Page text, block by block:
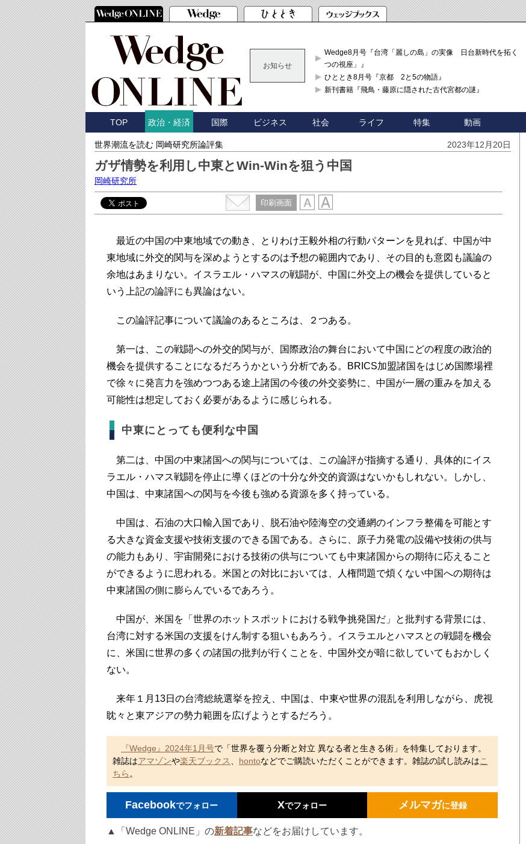
お知らせ
Wedge8月号『台湾「麗しの島」の実像 日台新時代を拓く「3
つの視座」』
ひととき8月号『京都 2と5の物語』
新刊書籍『飛鳥・藤原に隠された古代宮都の謎』
TOP 政治・経済 国際 ビジネス 社会 ライフ 特集 動画
世界潮流を読む 岡崎研究所論評集 2023年12月20日
ガザ情勢を利用し中東とWin-Winを狙う中国
岡崎研究所
印刷画面
最近の中国の中東地域での動き、とりわけ王毅外相の行動パターンを見れば、中国が中
東地域に外交的関与を深めようとするのは予想の範囲内であり、その目的も意図も議論の
余地はあまりない。イスラエル・ハマスの戦闘が、中国に外交上の機会を提供していると
いう上記の論評にも異論はない。
この論評記事について議論のあるところは、２つある。
第一は、この戦闘への外交的関与が、国際政治の舞台において中国にどの程度の政治的
機会を提供することになるだろうかという分析である。BRICS加盟諸国をはじめ国際場裡
で徐々に発言力を強めつつある途上諸国の今後の外交姿勢に、中国が一層の重みを加える
可能性は想定しておく必要があるように感じられる。
中東にとっても便利な中国
第二は、中国の中東諸国への関与については、この論評が指摘する通り、具体的にイス
ラエル・ハマス戦闘を停止に導くほどの十分な外交的資源はないかもしれない。しかし、
中国は、中東諸国への関与を今後も強める資源を多く持っている。
中国は、石油の大口輸入国であり、脱石油や陸海空の交通網のインフラ整備を可能とす
る大きな資金支援や技術支援のできる国である。さらに、原子力発電の設備や技術の供与
の能力もあり、宇宙開発における技術の供与についても中東諸国からの期待に応えること
ができるように思われる。米国との対比においては、人権問題で煩くない中国への期待は
中東諸国の側に膨らんでいるであろう。
中国が、米国を「世界のホットスポットにおける戦争挑発国だ」と批判する背景には、
台湾に対する米国の支援をけん制する狙いもあろう。イスラエルとハマスとの戦闘を機会
に、米国に世界の多くの諸国の批判が行くことを、中国外交が暗に欲していてもおかしく
ない。
来年１月13日の台湾総統選挙を控え、中国は、中東や世界の混乱を利用しながら、虎視
眈々と東アジアの勢力範囲を広げようとするだろう。
『Wedge』2024年1月号で「世界を覆う分断と対立 異なる者と生きる術」を特集しております。
雑誌はアマゾンや楽天ブックス hontoなどでご購読いただくことができます。雑誌の試し読みはこ
ちら 。
Facebookでフォロー Xでフォロー メルマガに登録
▲「Wedge ONLINE」の新着記事などをお届けしています。